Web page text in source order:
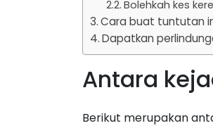
Bolehkah kes
Cara buat tuntutan
Dapatkan
Antara
Berikut merupakan